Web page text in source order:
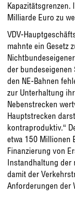
Kapazitätsgrenzen.
Milliarde Euro zu
VDV-
mahnte ein Gesetz
der bundeseigenen
den NE-Bahnen
zur Unterhaltung
Nebenstrecken
Hauptstrecken
kontraproduktiv.“
etwa 150 Millionen
Finanzierung von
Instandhaltung der
damit der
Anforderungen der